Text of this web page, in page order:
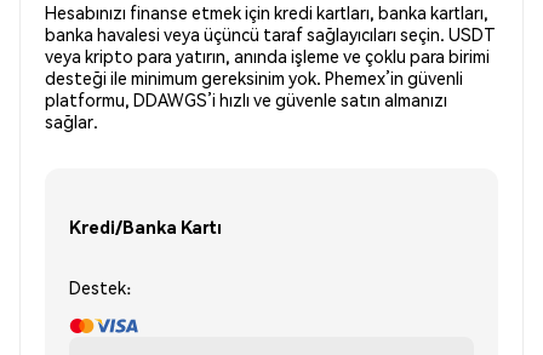
Hesabınızı finanse etmek için kredi kartları, banka kartları,
banka havalesi veya üçüncü taraf sağlayıcıları seçin. USDT
veya kripto para yatırın, anında işleme ve çoklu para birimi
desteği ile minimum gereksinim yok. Phemex’in güvenli
platformu, DDAWGS’i hızlı ve güvenle satın almanızı
sağlar.
Kredi/Banka Kartı
Destek: